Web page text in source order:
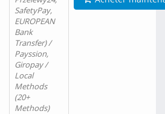
SafetyPay,
EUROPEAN
Bank
Transfer) /
Payssion,
Giropay /
Local
Methods
(20+
Methods)